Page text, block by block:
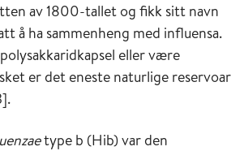
av 1800-tallet og fikk sitt navn
å ha sammenheng med influensa.
eller være
er det eneste naturlige reservoar
type b (Hib) var den